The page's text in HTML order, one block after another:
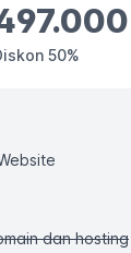
50%
dan hosting